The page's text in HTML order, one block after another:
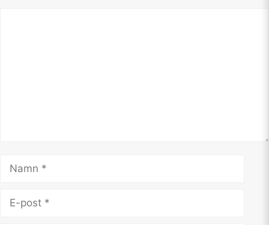
Namn